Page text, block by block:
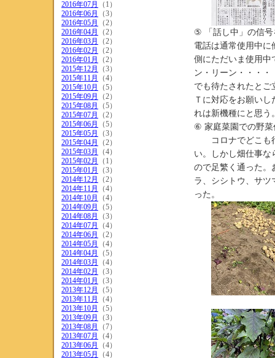
2016年07月
（1）
2016年06月
（3）
2016年05月
（2）
2016年04月
（2）
2016年03月
（2）
2016年02月
（2）
2016年01月
（2）
2015年12月
（3）
2015年11月
（4）
2015年10月
（5）
2015年09月
（2）
2015年08月
（5）
2015年07月
（2）
2015年06月
（5）
2015年05月
（3）
2015年04月
（2）
2015年03月
（4）
2015年02月
（1）
2015年01月
（3）
2014年12月
（2）
2014年11月
（4）
2014年10月
（4）
2014年09月
（5）
2014年08月
（3）
2014年07月
（4）
2014年06月
（2）
2014年05月
（4）
2014年04月
（5）
2014年03月
（4）
2014年02月
（3）
2014年01月
（3）
2013年12月
（5）
2013年11月
（4）
2013年10月
（5）
2013年09月
（3）
2013年08月
（7）
2013年07月
（4）
2013年06月
（4）
2013年05月
（4）
⑤ 「話し中」の信号
電話は通常使用中に
側にただいま使用中
ン・リーン・・・
でも待たされたとご
Ｔに対応をお願い
れは新機種にと思う
⑥ 家庭菜園での野菜
コロナでどこも行
い。しかし畑仕事な
ので足繁く通った
ラ、シシトウ、サツ
った。